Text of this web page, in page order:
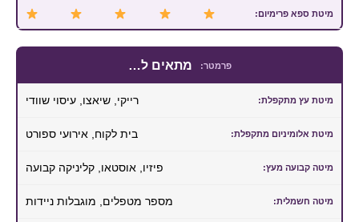
מתאים ל…
רייקי, שיאצו, עיסוי שוודי
בית לקוח, אירועי ספורט
פיזיו, אוסטאו, קליניקה קבועה
מספר מטפלים, מוגבלות ניידות